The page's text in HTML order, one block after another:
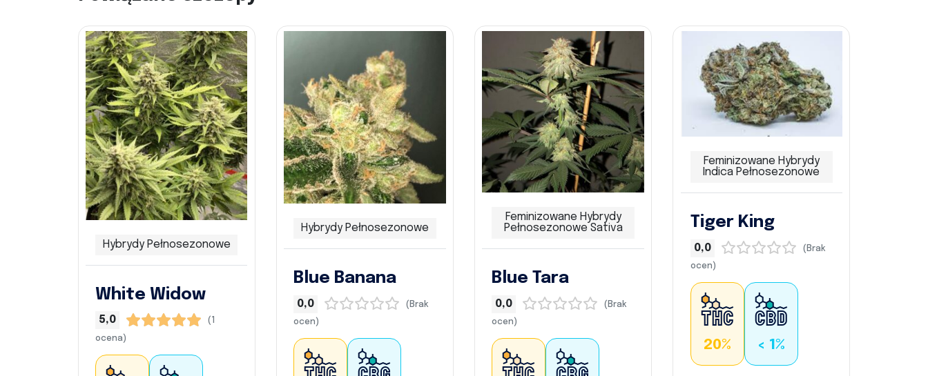
Hybrydy Pełnosezonowe
White Widow
5,0
(1
ocena)
Hybrydy Pełnosezonowe
Blue Banana
0,0
(Brak
ocen)
Feminizowane Hybrydy
Pełnosezonowe Sativa
Blue Tara
0,0
(Brak
ocen)
Feminizowane Hybrydy
Indica Pełnosezonowe
Tiger King
0,0
(Brak
ocen)
20% < 1%